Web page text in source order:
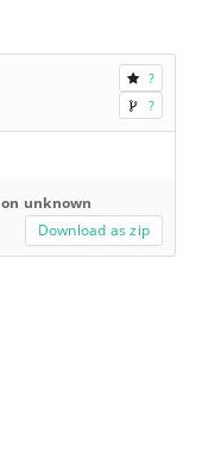
?
?
unknown
Download as zip